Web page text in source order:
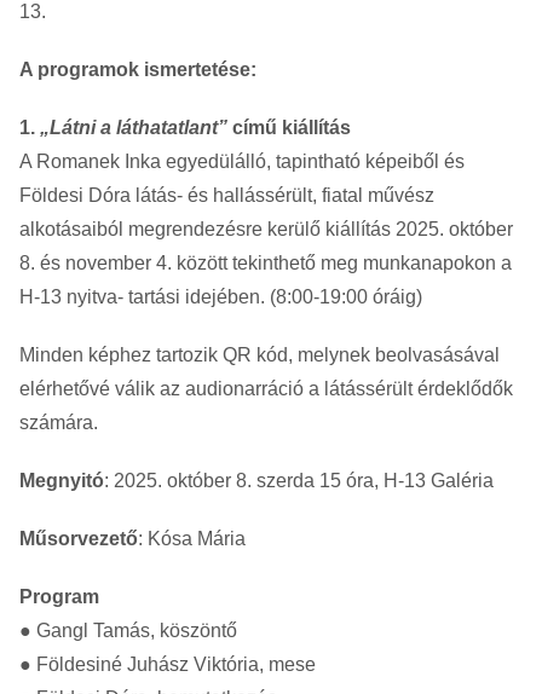
13.
A programok ismertetése:
1. „Látni a láthatatlant” című kiállítás
A Romanek Inka egyedülálló, tapintható képeiből és
Földesi Dóra látás- és hallássérült, fiatal művész
alkotásaiból megrendezésre kerülő kiállítás 2025. október
8. és november 4. között tekinthető meg munkanapokon a
H-13 nyitva- tartási idejében. (8:00-19:00 óráig)
Minden képhez tartozik QR kód, melynek beolvasásával
elérhetővé válik az audionarráció a látássérült érdeklődők
számára.
Megnyitó: 2025. október 8. szerda 15 óra, H-13 Galéria
Műsorvezető: Kósa Mária
Program
● Gangl Tamás, köszöntő
● Földesiné Juhász Viktória, mese